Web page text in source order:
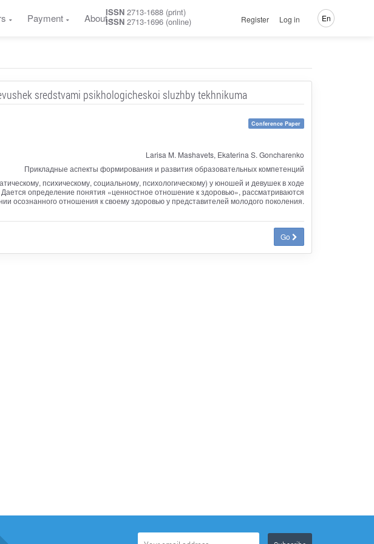
Payment AboutISSN 2713-1688 (print)
ISSN 2713-1696 (online) Register Log in En
sredstvami psikhologicheskoi sluzhby tekhnikuma
Conference Paper
Larisa M. Mashavets, Ekaterina S. Goncharenko
Прикладные аспекты формирования и развития образовательных компетенций
психическому, социальному, психологическому) у юношей и девушек в ходе
определение понятия «ценностное отношение к здоровью», рассматриваются
осознанного отношения к своему здоровью у представителей молодого поколения.
Go